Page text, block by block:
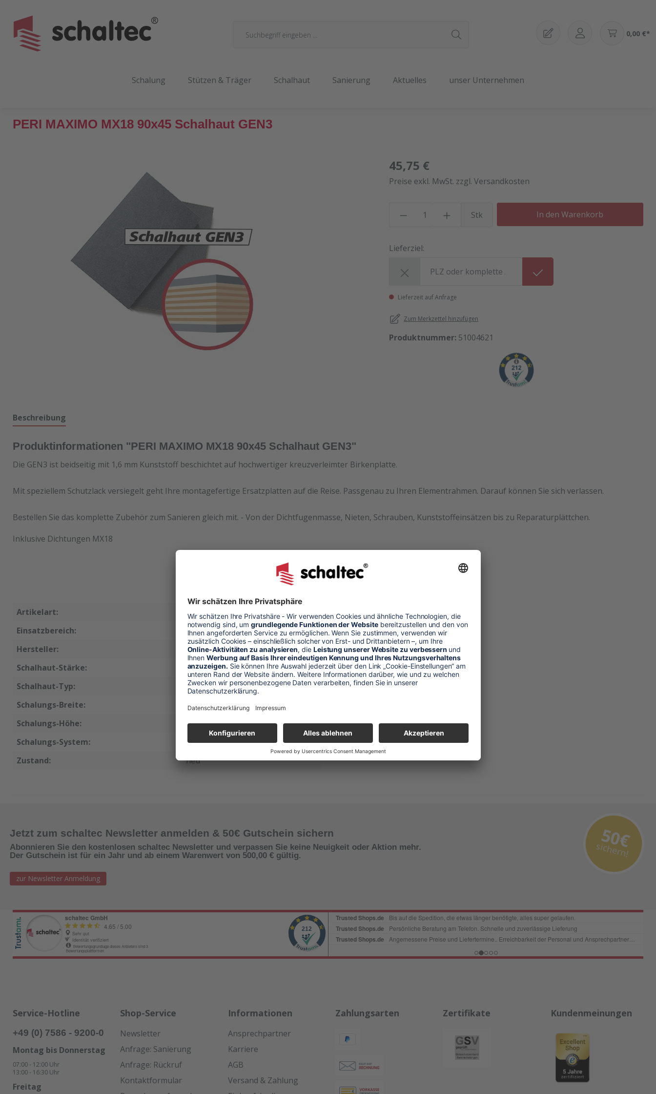
0,00 €*
Schalung Stützen & Träger Schalhaut Sanierung Aktuelles unser Unternehmen
PERI MAXIMO MX18 90x45 Schalhaut GEN3
45,75 €
Preise exkl. MwSt. zzgl. Versandkosten
Produkt Anzahl: Gib den
Stk In den Warenkorb
Lieferziel:
Lieferzeit auf Anfrage
Zum Merkzettel hinzufügen
Produktnummer: 51004621
Beschreibung
Produktinformationen "PERI MAXIMO MX18 90x45 Schalhaut GEN3"
Die GEN3 ist beidseitig mit 1,6 mm Kunststoff beschichtet auf hochwertiger kreuzverleimter Birkenplatte.
Mit speziellem Schutzlack versiegelt geht Ihre montagefertige Ersatzplatten auf die Reise. Passgenau zu Ihren Elementrahmen. Darauf können Sie sich verlassen.
Bestellen Sie das komplette Zubehör zum Sanieren gleich mit. - Von der Dichtfugenmasse, Nieten, Schrauben, Kunststoffeinsätzen bis zu Reparaturplättchen.
Inklusive Dichtungen MX18
Artikelart:
Ersatzschalhaut
Einsatzbereich:
Wandschalung
Hersteller:
PERI
Schalhaut-Stärke:
18 mm
Schalhaut-Typ:
GEN3
Schalungs-Breite:
45 cm
Schalungs-Höhe:
90 cm
Schalungs-System:
MAXIMO
Zustand:
neu
Jetzt zum schaltec Newsletter anmelden & 50€ Gutschein sichern
Abonnieren Sie den kostenlosen schaltec Newsletter und verpassen Sie keine Neuigkeit oder Aktion mehr.
Der Gutschein ist für ein Jahr und ab einem Warenwert von 500,00 € gültig.
zur Newsletter Anmeldung
50€
sichern!
Service-Hotline
+49 (0) 7586 - 9200-0
Montag bis Donnerstag
07:00 - 12:00 Uhr
13:00 - 16:30 Uhr
Freitag
Shop-Service
Newsletter
Anfrage: Sanierung
Anfrage: Rückruf
Kontaktformular
Informationen
Ansprechpartner
Karriere
AGB
Versand & Zahlung
Zahlungsarten Zertifikate Kundenmeinungen